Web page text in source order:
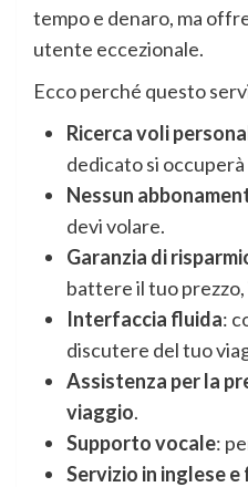
tempo e denaro, ma
utente eccezionale.
Ecco perché questo
Ricerca voli
dedicato si
Nessun
devi volare.
Garanzia di
battere il tuo
Interfaccia fluida:
discutere del tuo
Assistenza per la
viaggio.
Supporto vocale:
Servizio in inglese